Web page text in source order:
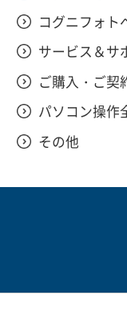
コグニフォト
サービス＆サ
ご購入・ご契
パソコン操作
その他